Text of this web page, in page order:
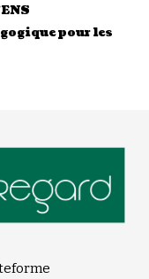
pour les